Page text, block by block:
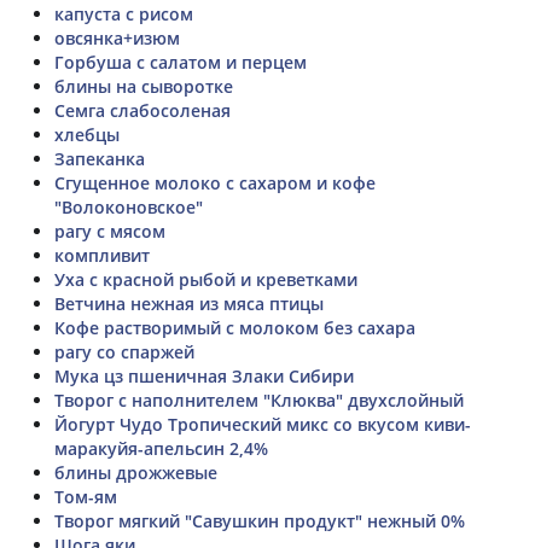
капуста с рисом
овсянка+изюм
Горбуша с салатом и перцем
блины на сыворотке
Семга слабосоленая
хлебцы
Запеканка
Сгущенное молоко с сахаром и кофе
"Волоконовское"
рагу с мясом
компливит
Уха с красной рыбой и креветками
Ветчина нежная из мяса птицы
Кофе растворимый с молоком без сахара
рагу со спаржей
Мука цз пшеничная Злаки Сибири
Творог с наполнителем "Клюква" двухслойный
Йогурт Чудо Тропический микс со вкусом киви-
маракуйя-апельсин 2,4%
блины дрожжевые
Том-ям
Творог мягкий "Савушкин продукт" нежный 0%